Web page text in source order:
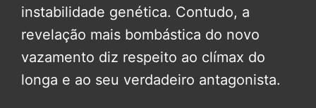
instabilidade genética. Contudo, a
revelação mais bombástica do novo
vazamento diz respeito ao clímax do
longa e ao seu verdadeiro antagonista.